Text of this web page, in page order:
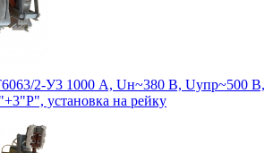
2-У3 1000 А, Uн~380 В, Uупр~500 В,
установка на рейку